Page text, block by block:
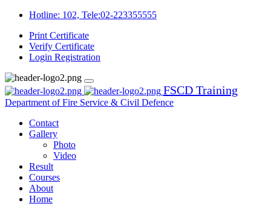
Hotline: 102, Tele:02-223355555
Print Certificate
Verify Certificate
Login Registration
FSCD Training
Department of Fire Service & Civil Defence
Contact
Gallery
Photo
Video
Result
Courses
About
Home